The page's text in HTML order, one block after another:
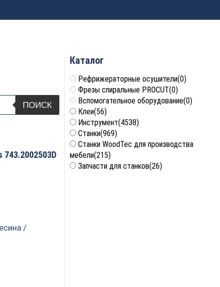
ПОИСК
743.2002503D
/
Каталог
Рефрижераторные осушители(0)
Фрезы спиральные PROCUT(0)
Вспомогательное оборудование(0)
Клеи(56)
Инструмент(4538)
Станки(969)
Станки WoodTec для производства
мебели(215)
Запчасти для станков(26)